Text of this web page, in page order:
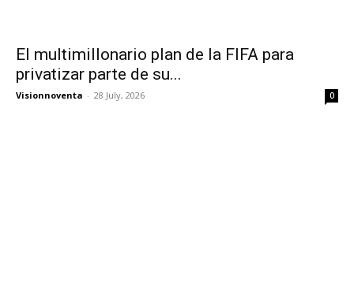
El multimillonario plan de la FIFA para
privatizar parte de su...
Visionnoventa - 28 July, 2026 0